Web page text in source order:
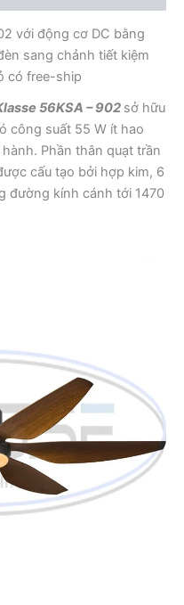
với động cơ DC bằng
sang chảnh tiết kiệm
có free-ship
56KSA – 902 sở hữu
công suất 55 W ít hao
Phần thân quạt trần
cấu tạo bởi hợp kim, 6
đường kính cánh tới 1470